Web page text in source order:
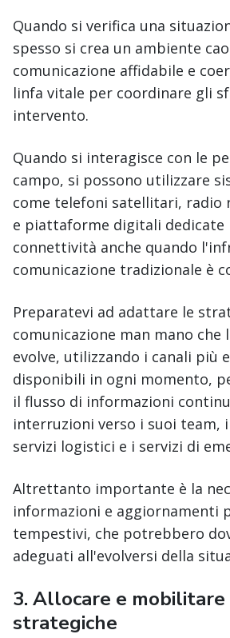
Quando si verifica una
spesso si crea un ambiente
comunicazione affidabile e
linfa vitale per coordinare gli
intervento.
Quando si interagisce con le
campo, si possono utilizzare
come telefoni satellitari,
e piattaforme digitali dedicate
connettività anche quando
comunicazione tradizionale è
Preparatevi ad adattare le
comunicazione man mano che
evolve, utilizzando i canali più
disponibili in ogni momento,
il flusso di informazioni
interruzioni verso i suoi team,
servizi logistici e i servizi di
Altrettanto importante è la
informazioni e aggiornamenti
tempestivi, che potrebbero
adeguati all'evolversi della
3. Allocare e mobilitare
strategiche